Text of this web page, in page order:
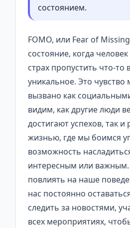
состоянием.
FOMO, или Fear of
состояние, когда
страх пропустить что-то
уникальное. Это
вызвано как
видим, как другие люди
достигают успехов, так и
жизнью, где мы боимся
возможность
интересным или
повлиять на наше
нас постоянно
следить за новостями,
всех мероприятиях,